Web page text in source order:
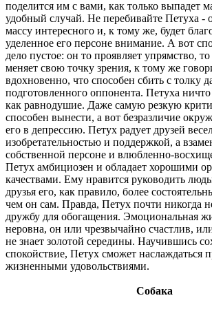
поделится им с вами, как только выпадет
удобный случай. Не перебивайте Петуха -
массу интересного и, к тому же, будет
уделенное его персоне внимание. А вот
дело пустое: он то проявляет упрямство,
меняет свою точку зрения, к тому же
вдохновенно, что способен сбить с толку
подготовленного оппонента. Петуха
как равнодушие. Даже самую резкую
способен вынести, а вот безразличие
его в депрессию. Петух радует друзей
изобретательностью и поддержкой, а
собственной персоне и влюбленно-
Петух амбициозен и обладает хорошими
качествами. Ему нравится руководить
друзья его, как правило, более
чем он сам. Правда, Петух почти никогда
дружбу для обогащения. Эмоциональная
неровна, он или чрезвычайно счастлив,
не знает золотой середины. Научившись
спокойствие, Петух сможет наслаждаться
жизненными удовольствиями.
Собака